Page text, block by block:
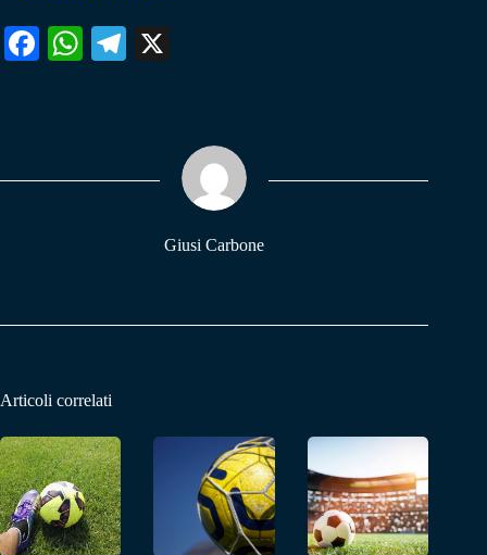
Fa W
pp
Te
m
Giusi Carbone
Articoli correlati